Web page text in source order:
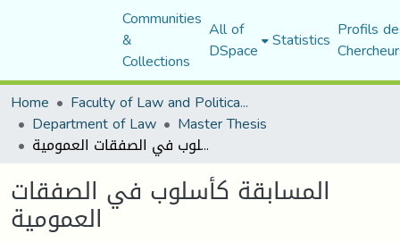
Communities
&
Collections
All of
DSpace Statistics Profils
Home
Faculty of Law and Political Science
Department of Law Master Thesis
المسابقة كأسلوب في الصفقات العمومية
المسابقة كأسلوب في الصفقات
العمومية